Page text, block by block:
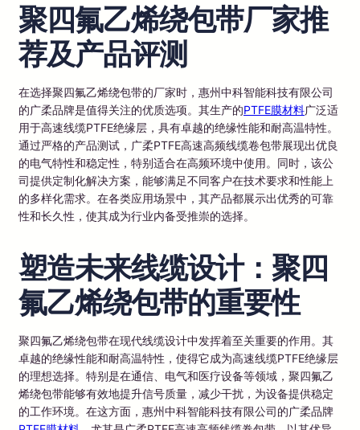
聚四氟乙烯绕包带厂家推
荐及产品评测
在选择聚四氟乙烯绕包带的厂家时，惠州中科智能科技有限公司
的广柔品牌是值得关注的优质选项。其生产的PTFE膜材料广泛适
用于高速线缆PTFE绝缘层，具有卓越的绝缘性能和耐高温特性。
通过严格的产品测试，广柔PTFE高速高频线缆卷包带展现出优良
的电气特性和稳定性，特别适合在高频环境中使用。同时，该公
司提供定制化解决方案，能够满足不同客户在技术要求和性能上
的多样化需求。在各类应用场景中，其产品都展示出优秀的可靠
性和长久性，使其成为行业内备受推崇的选择。
塑造未来线缆设计：聚四
氟乙烯绕包带的重要性
聚四氟乙烯绕包带在现代线缆设计中发挥着至关重要的作用。其
卓越的绝缘性能和耐高温特性，使得它成为高速线缆PTFE绝缘层
的理想选择。特别是在通信、电气和医疗设备等领域，聚四氟乙
烯绕包带能够有效地提升信号质量，减少干扰，为设备提供稳定
的工作环境。在这方面，惠州中科智能科技有限公司的广柔品牌